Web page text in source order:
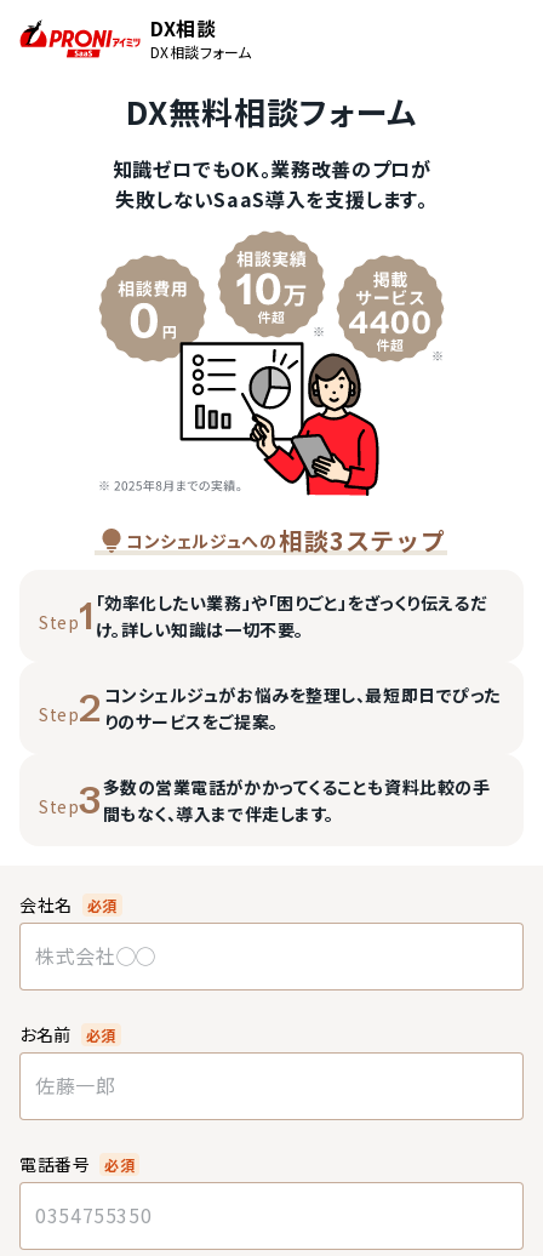
DX相談
DX相談フォーム
DX無料相談フォーム
知識ゼロでもOK。業務改善のプロが
失敗しないSaaS導入を支援します。
コンシェルジュへの相談3ステップ
Step1 「効率化したい業務」や「困りごと」をざっくり伝えるだ
け。詳しい知識は一切不要。
Step2 コンシェルジュがお悩みを整理し、最短即日でぴった
りのサービスをご提案。
Step3多数の営業電話がかかってくることも資料比較の手
間もなく、導入まで伴走します。
会社名 必須
お名前 必須
電話番号 必須